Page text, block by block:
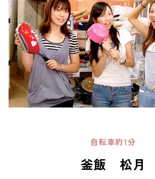
自転車約1分
釜飯 松月